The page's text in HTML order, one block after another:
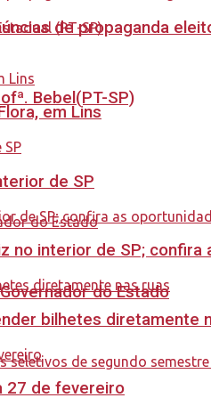
Bebel(PT-SP)
do Estado
de propaganda
em Lins
de SP
no interior de SP; confira
bilhetes diretamente
27 de fevereiro